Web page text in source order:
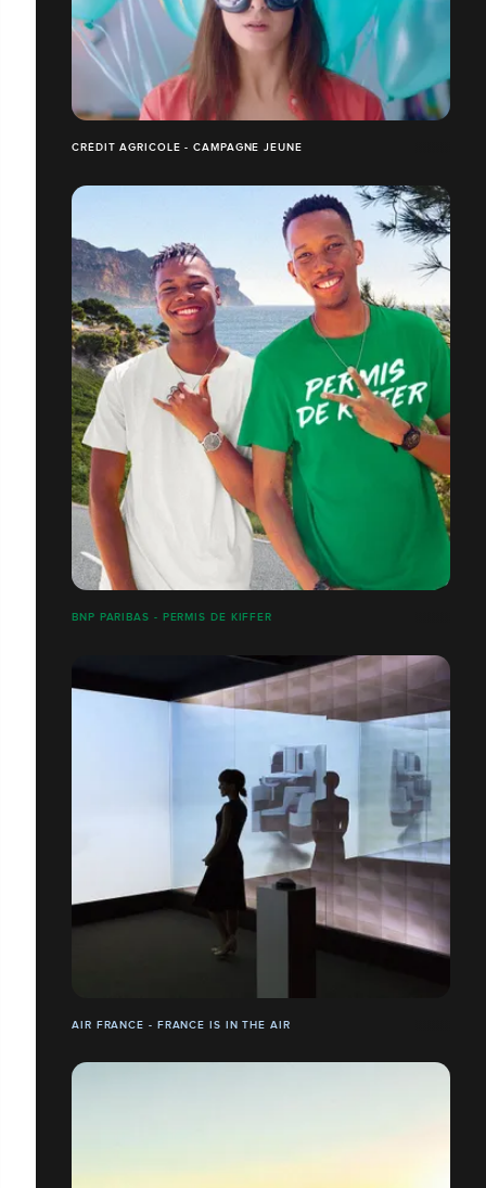
CRÉDIT AGRICOLE - CAMPAGNE JEUNE
BNP PARIBAS - PERMIS DE KIFFER
AIR FRANCE - FRANCE IS IN THE AIR